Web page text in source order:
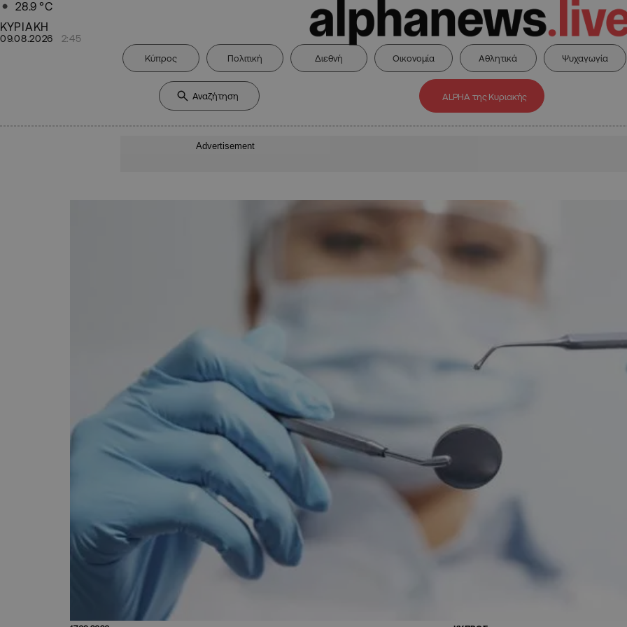
28.9 °C
ΚΥΡΙΑΚΗ
09.08.2026 2:45
Κύπρος Πολιτική Διεθνή Οικονομία Αθλητικά Ψυχαγωγία
ALPHA της Κυριακής
Advertisement